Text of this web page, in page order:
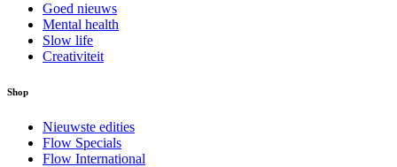
Goed nieuws
Mental health
Slow life
Creativiteit
Shop
Nieuwste edities
Flow Specials
Flow International